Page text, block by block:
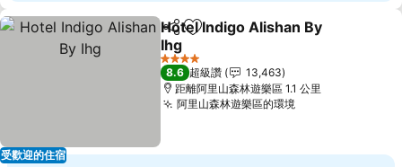
受歡迎的住宿
分享 加入我的最愛
Hotel Indigo Alishan By
Ihg
查看價格
4 星級
8.6 超級讚
13,463
距離阿里山森林遊樂區 1.1 公里
阿里山森林遊樂區的環境查看價格